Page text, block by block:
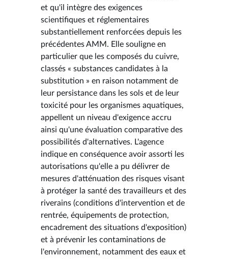
et qu'il intègre des exigences
scientifiques et réglementaires
substantiellement renforcées depuis les
précédentes AMM. Elle souligne en
particulier que les composés du cuivre,
classés « substances candidates à la
substitution » en raison notamment de
leur persistance dans les sols et de leur
toxicité pour les organismes aquatiques,
appellent un niveau d'exigence accru
ainsi qu'une évaluation comparative des
possibilités d'alternatives. L'agence
indique en conséquence avoir assorti les
autorisations qu'elle a pu délivrer de
mesures d'atténuation des risques visant
à protéger la santé des travailleurs et des
riverains (conditions d'intervention et de
rentrée, équipements de protection,
encadrement des situations d'exposition)
et à prévenir les contaminations de
l'environnement, notamment des eaux et